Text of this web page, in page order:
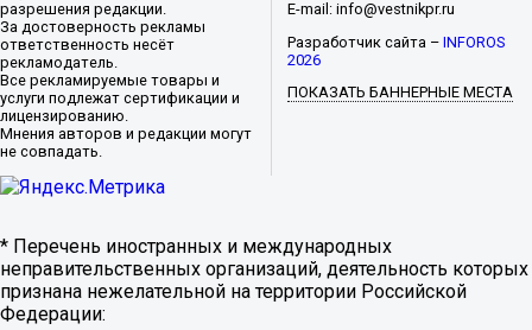
разрешения редакции.
За достоверность рекламы
ответственность несёт
рекламодатель.
Все рекламируемые товары и
услуги подлежат сертификации и
лицензированию.
Мнения авторов и редакции могут
не совпадать.
E-mail: info@vestnikpr.ru
Разработчик сайта –INFOROS
2026
ПОКАЗАТЬ БАННЕРНЫЕ МЕСТА
* Перечень иностранных и международных
неправительственных организаций, деятельность которых
признана нежелательной на территории Российской
Федерации: